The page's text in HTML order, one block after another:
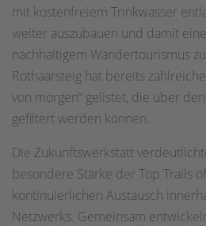
mit kostenfreiem Trinkwasser
weiter auszubauen und damit
nachhaltigem Wandertourismus
Rothaarsteig hat bereits
von morgen“ gelistet, die über
gefiltert werden können.
Die Zukunftswerkstatt
besondere Stärke der Top Trails
kontinuierlichen Austausch
Netzwerks. Gemeinsam